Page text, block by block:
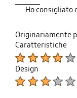
Ho consigliato
Originariamente
Caratteristiche
Design